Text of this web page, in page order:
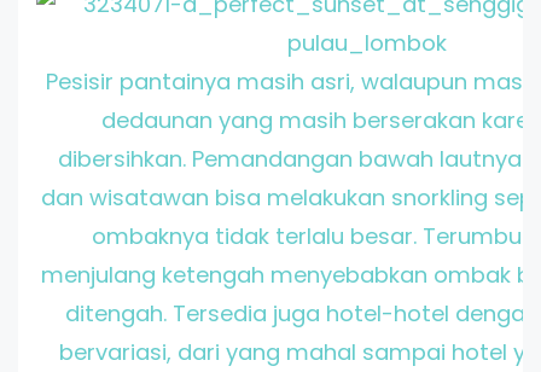
Pesisir pantainya masih asri, walaupun
dedaunan yang masih berserakan
dibersihkan. Pemandangan bawah lautnya
dan wisatawan bisa melakukan snorkling
ombaknya tidak terlalu besar. Terumbu
menjulang ketengah menyebabkan ombak
ditengah. Tersedia juga hotel-hotel
bervariasi, dari yang mahal sampai hotel